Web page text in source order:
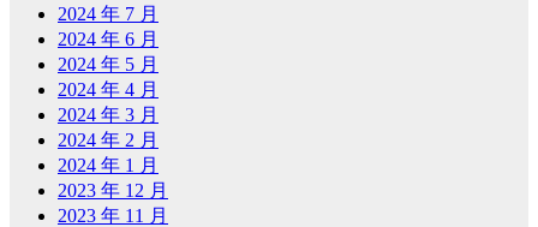
2024 年 7 月
2024 年 6 月
2024 年 5 月
2024 年 4 月
2024 年 3 月
2024 年 2 月
2024 年 1 月
2023 年 12 月
2023 年 11 月